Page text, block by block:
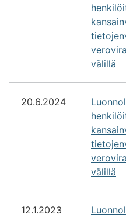
välillä
20.6.2024
välillä
12.1.2023